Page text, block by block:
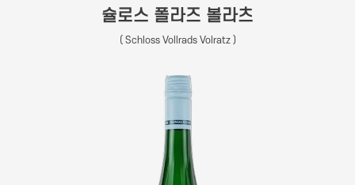
슐로스 폴라즈 볼라츠
( Schloss Vollrads Volratz )